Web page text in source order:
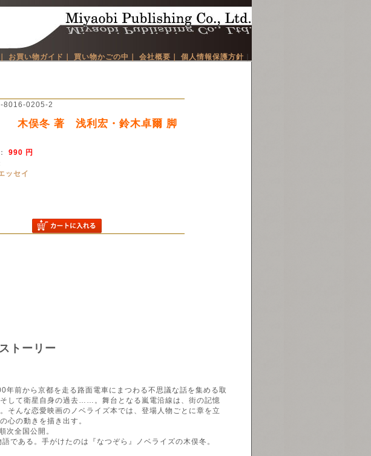
お買い物ガイド｜ 買い物かごの中｜ 会社概要｜ 個人情報保護方針
8016-0205-2
木俣冬 著 浅利宏・鈴木卓爾 脚
： 990 円
ッセイ
トーリー
前から京都を走る路面電車にまつわる不思議な話を集める取
して衛星自身の過去……。舞台となる嵐電沿線は、街の記憶
そんな恋愛映画のノベライズ本では、登場人物ごとに章を立
心の動きを描き出す。
次全国公開。
である。手がけたのは『なつぞら』ノベライズの木俣冬。